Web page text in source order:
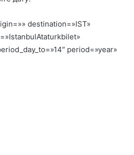
destination=»IST»
period=»year»